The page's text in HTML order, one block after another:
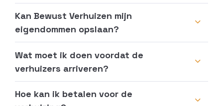
Kan Bewust Verhuizen mijn
eigendommen opslaan?
Wat moet ik doen voordat de
verhuizers arriveren?
Hoe kan ik betalen voor de